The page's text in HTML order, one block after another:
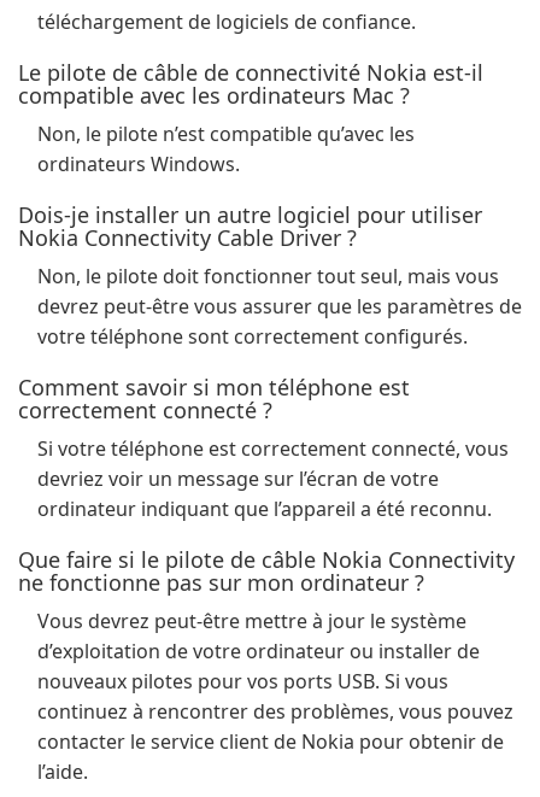
téléchargement de logiciels de confiance.
Le pilote de câble de connectivité Nokia est-il
compatible avec les ordinateurs Mac ?
Non, le pilote n’est compatible qu’avec les
ordinateurs Windows.
Dois-je installer un autre logiciel pour utiliser
Nokia Connectivity Cable Driver ?
Non, le pilote doit fonctionner tout seul, mais vous
devrez peut-être vous assurer que les paramètres de
votre téléphone sont correctement configurés.
Comment savoir si mon téléphone est
correctement connecté ?
Si votre téléphone est correctement connecté, vous
devriez voir un message sur l’écran de votre
ordinateur indiquant que l’appareil a été reconnu.
Que faire si le pilote de câble Nokia Connectivity
ne fonctionne pas sur mon ordinateur ?
Vous devrez peut-être mettre à jour le système
d’exploitation de votre ordinateur ou installer de
nouveaux pilotes pour vos ports USB. Si vous
continuez à rencontrer des problèmes, vous pouvez
contacter le service client de Nokia pour obtenir de
l’aide.